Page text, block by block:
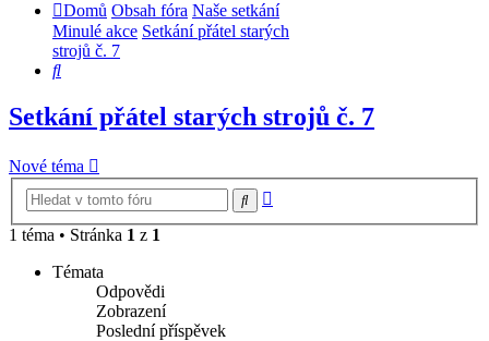
Domů Obsah fóra Naše setkání
Minulé akce Setkání přátel starých
strojů č. 7
Hledat
Setkání přátel starých strojů č. 7
Nové téma
Hledat
1 téma • Stránka 1 z 1
Témata
Odpovědi
Zobrazení
Poslední příspěvek